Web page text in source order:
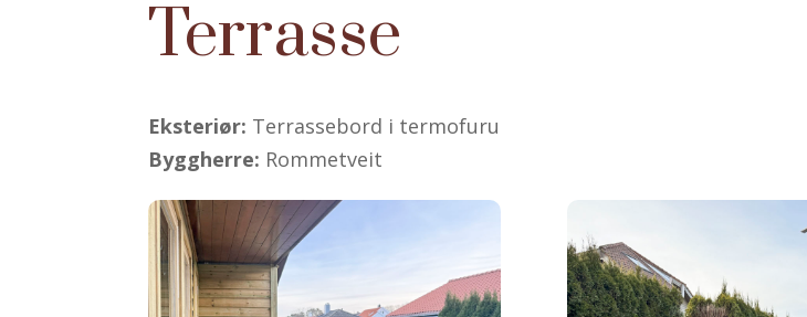
Terrasse
Eksteriør: Terrassebord i termofuru
Byggherre: Rommetveit